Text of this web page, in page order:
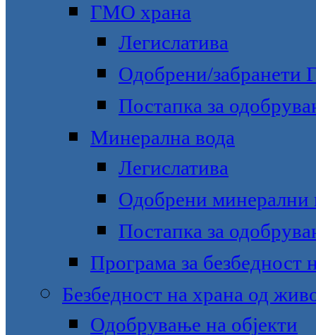
ГМО храна
Легислатива
Одобрени/
Постапка за
Минерална вода
Легислатива
Одобрени минерални
Постапка за
Програма за безбедност
Безбедност на храна од
Одобрување на објекти